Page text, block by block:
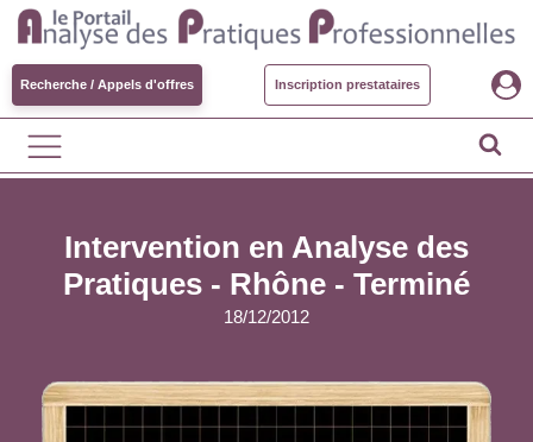
Recherche / Appels d'offres Inscription prestataires
Intervention en Analyse des
Pratiques - Rhône - Terminé
18/12/2012